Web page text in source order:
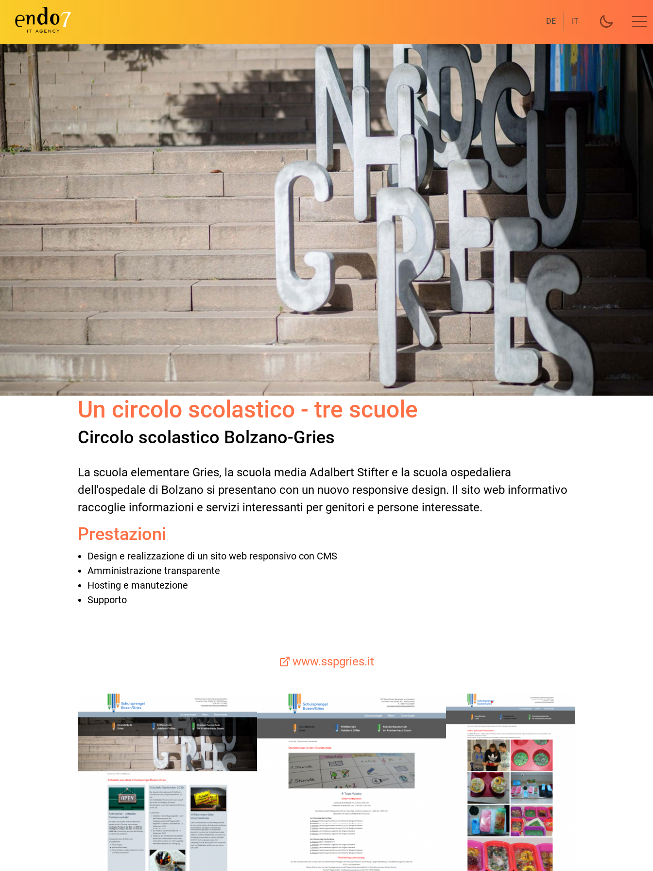
DE IT
Un circolo scolastico - tre scuole
Circolo scolastico Bolzano-Gries
La scuola elementare Gries, la scuola media Adalbert Stifter e la scuola ospedaliera
dell'ospedale di Bolzano si presentano con un nuovo responsive design. Il sito web informativo
raccoglie informazioni e servizi interessanti per genitori e persone interessate.
Prestazioni
Design e realizzazione di un sito web responsivo con CMS
Amministrazione transparente
Hosting e manutezione
Supporto
www.sspgries.it